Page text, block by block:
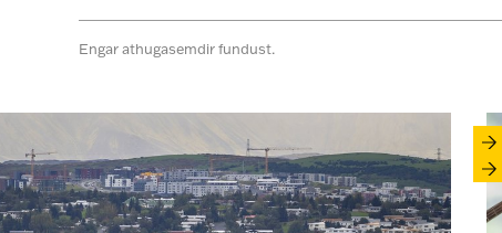
Engar athugasemdir fundust.